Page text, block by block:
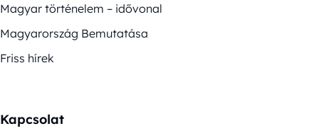
Magyar történelem – idővonal
Magyarország Bemutatása
Friss hírek
Kapcsolat